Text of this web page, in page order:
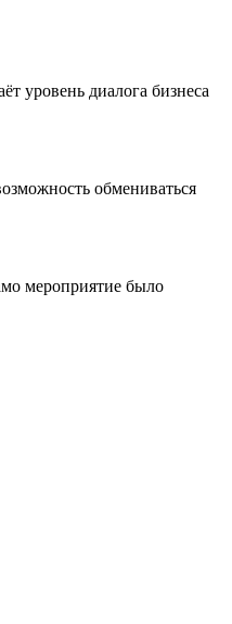
уровень диалога бизнеса
обмениваться
мероприятие было